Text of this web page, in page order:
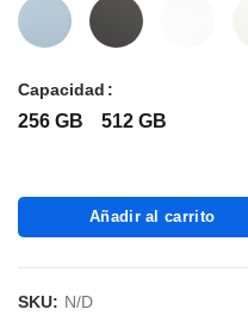
Capacidad
256 GB 512 GB
Añadir al carrito
SKU: N/D